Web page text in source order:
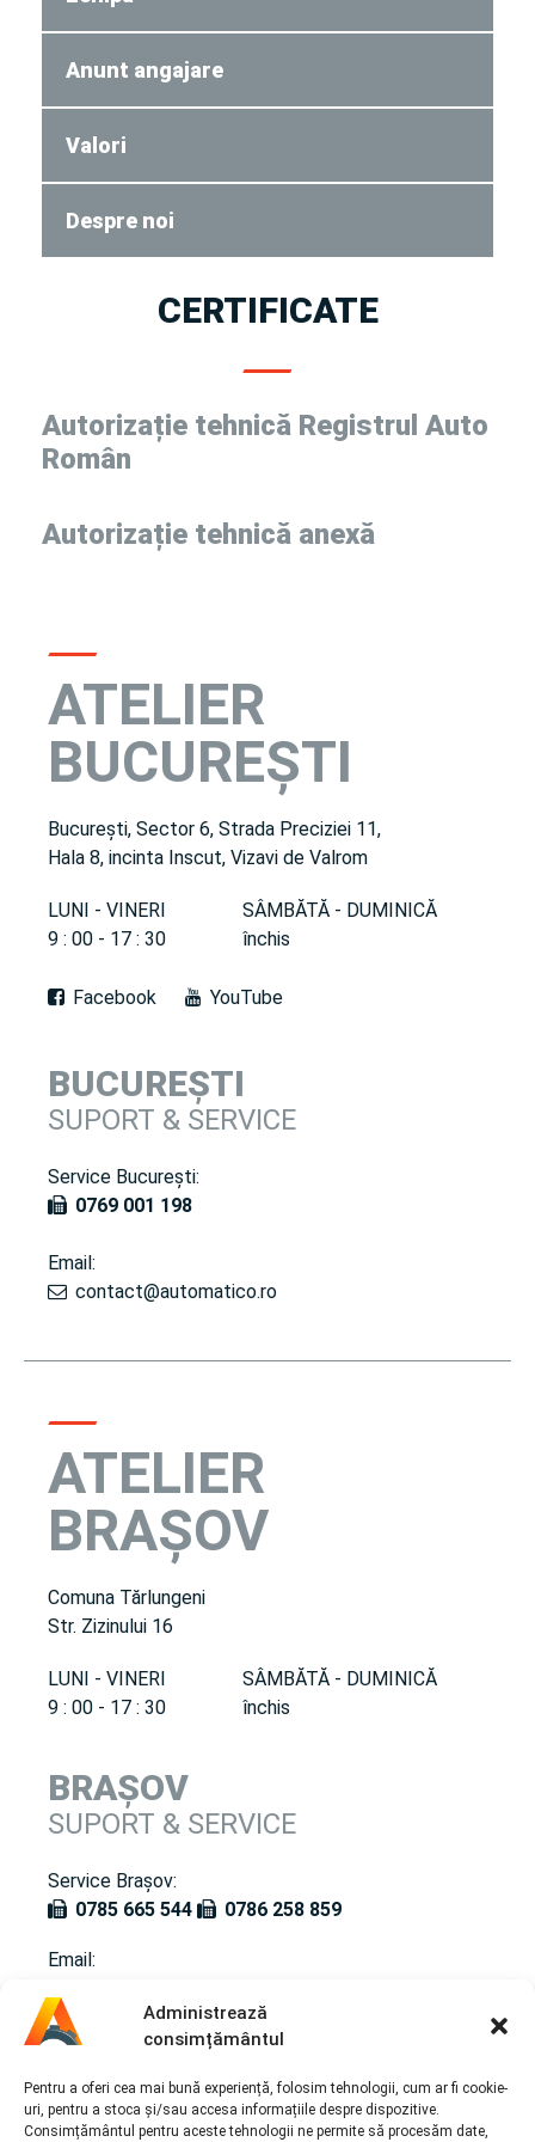
Administrează
consimțământul
Pentru a oferi cea mai bună experiență, folosim tehnologii, cum ar fi cookie-
uri, pentru a stoca și/sau accesa informațiile despre dispozitive.
Consimțământul pentru aceste tehnologii ne permite să procesăm date,
Despre noi
Valori
Anunt angajare
CERTIFICATE
Autorizație tehnică Registrul Auto
Român
Autorizație tehnică anexă
ATELIER
BUCUREȘTI
București, Sector 6, Strada Preciziei 11,
Hala 8, incinta Inscut, Vizavi de Valrom
LUNI - VINERI
9 : 00 - 17 : 30
SÂMBĂTĂ - DUMINICĂ
închis
Facebook YouTube
BUCUREȘTI
SUPORT & SERVICE
Service București:
0769 001 198
Email:
contact@automatico.ro
ATELIER
BRAȘOV
Comuna Tărlungeni
Str. Zizinului 16
LUNI - VINERI
9 : 00 - 17 : 30
SÂMBĂTĂ - DUMINICĂ
închis
BRAȘOV
SUPORT & SERVICE
Service Brașov:
0785 665 544
0786 258 859
Email:
SERVICII
Întreținere / Revizie cutie automată